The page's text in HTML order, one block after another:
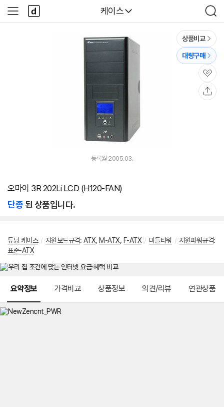
다나와
케이스
검
색
사
이
다
나
와
상품비교
대량구매
관
심
등록월 2005.03.
오마이 3R 202Li LCD (H120-FAN)
단종된 상품입니다.
튜닝 케이스 / 지원보드규격: ATX M-ATX F-ATX / 미들타워 / 지원파워규격:
표준-ATX
요약정보 가격비교 상품정보 의견/리뷰 연관상품